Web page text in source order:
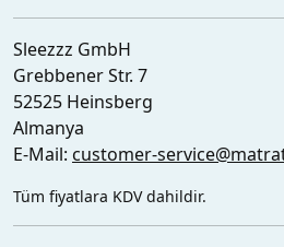
Sleezzz GmbH
Grebbener Str. 7
52525 Heinsberg
Almanya
E-Mail: customer-
Tüm fiyatlara KDV dahildir.